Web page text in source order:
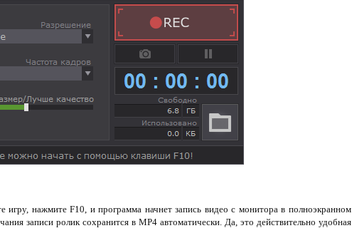
игру, нажмите F10, и программа начнет запись видео с монитора в полноэкранном
записи ролик сохранится в MP4 автоматически. Да, это действительно удобная